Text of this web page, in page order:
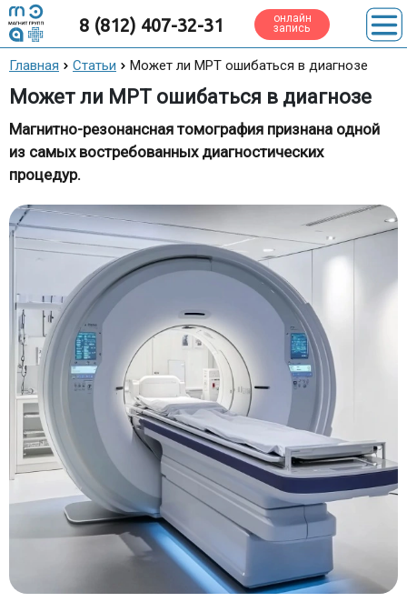
8 (812) 407-32-31 онлайн
запись
Главная Статьи Может ли МРТ ошибаться в диагнозе
Может ли МРТ ошибаться в диагнозе
Магнитно-резонансная томография признана одной
из самых востребованных диагностических
процедур.